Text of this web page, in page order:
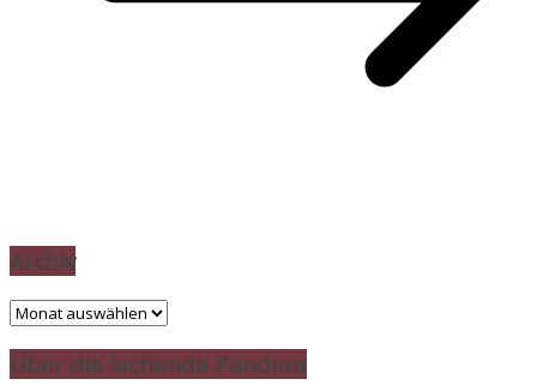
Archiv
Archiv
Über die lachende Pandora